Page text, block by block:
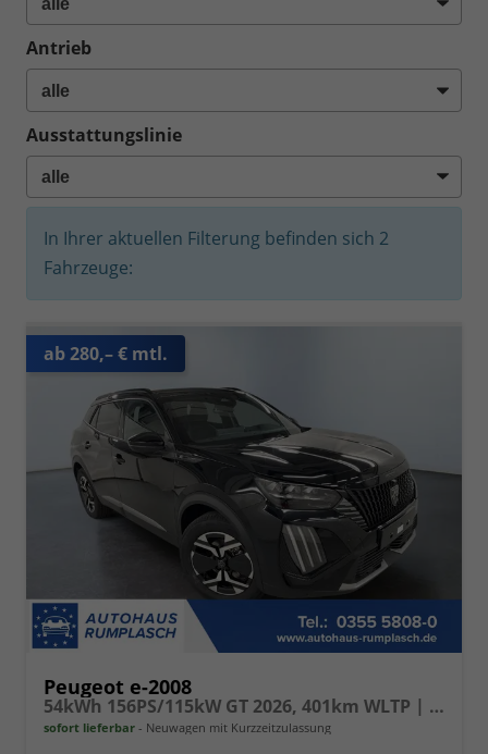
Antrieb
Ausstattungslinie
In Ihrer aktuellen Filterung befinden sich 2
Fahrzeuge:
ab 280,– € mtl.
Peugeot e-2008
54kWh 156PS/115kW GT 2026, 401km WLTP | +17" ALU +360-Grad&RFK +Wärmepumpe +Adaptiver Tempomat +Apple CarPlay +SHZ +FULL-LED-Scheinwerfer +Getönte Scheiben
sofort lieferbar Neuwagen mit Kurzzeitzulassung